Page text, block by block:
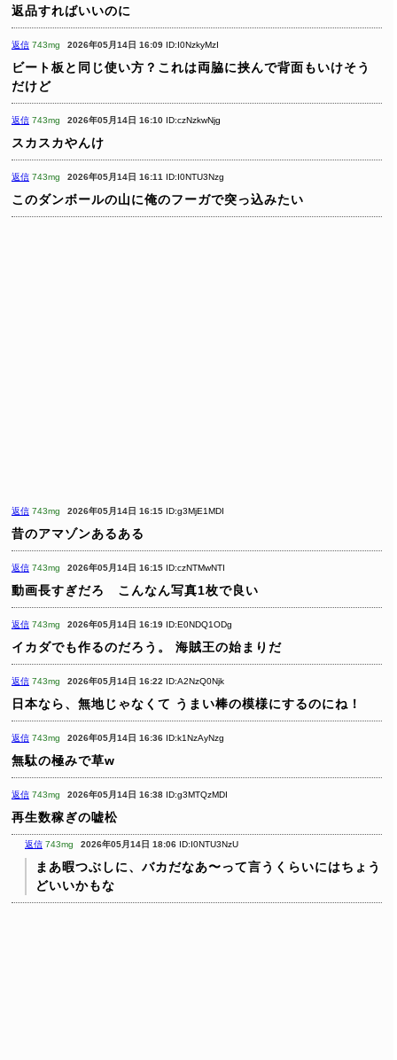
返品すればいいのに
返信 743mg 2026年05月14日 16:09 ID:I0NzkyMzI
ビート板と同じ使い方？これは両脇に挟んで背面もいけそう
だけど
返信 743mg 2026年05月14日 16:10 ID:czNzkwNjg
スカスカやんけ
返信 743mg 2026年05月14日 16:11 ID:I0NTU3Nzg
このダンボールの山に俺のフーガで突っ込みたい
返信 743mg 2026年05月14日 16:15 ID:g3MjE1MDI
昔のアマゾンあるある
返信 743mg 2026年05月14日 16:15 ID:czNTMwNTI
動画長すぎだろ こんなん写真1枚で良い
返信 743mg 2026年05月14日 16:19 ID:E0NDQ1ODg
イカダでも作るのだろう。 海賊王の始まりだ
返信 743mg 2026年05月14日 16:22 ID:A2NzQ0Njk
日本なら、無地じゃなくて うまい棒の模様にするのにね！
返信 743mg 2026年05月14日 16:36 ID:k1NzAyNzg
無駄の極みで草w
返信 743mg 2026年05月14日 16:38 ID:g3MTQzMDI
再生数稼ぎの嘘松
返信 743mg 2026年05月14日 18:06 ID:I0NTU3NzU
まあ暇つぶしに、バカだなあ〜って言うくらいにはちょう
どいいかもな